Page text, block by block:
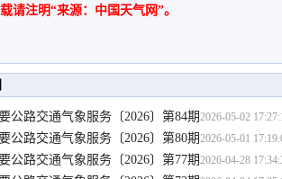
请注明“来源：中国天气网”。
公路交通气象服务〔2026〕第84期2026-05-02
公路交通气象服务〔2026〕第80期2026-05-01
公路交通气象服务〔2026〕第77期2026-04-28